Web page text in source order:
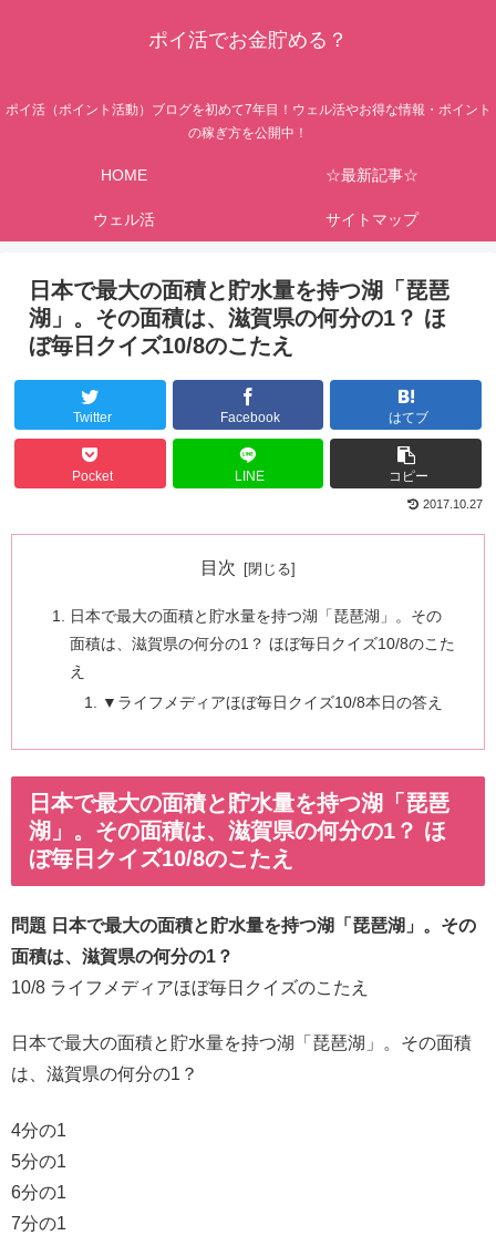
ポイ活でお金貯める？
ポイ活（ポイント活動）ブログを初めて7年目！ウェル活やお得な情報・ポイント
の稼ぎ方を公開中！
HOME ☆最新記事☆
ウェル活 サイトマップ
日本で最大の面積と貯水量を持つ湖「琵琶
湖」。その面積は、滋賀県の何分の1？ ほ
ぼ毎日クイズ10/8のこたえ
Twitter Facebook はてブ
Pocket LINE コピー
2017.10.27
目次
日本で最大の面積と貯水量を持つ湖「琵琶湖」。その
面積は、滋賀県の何分の1？ ほぼ毎日クイズ10/8のこた
え
▼ライフメディアほぼ毎日クイズ10/8本日の答え
日本で最大の面積と貯水量を持つ湖「琵琶
湖」。その面積は、滋賀県の何分の1？ ほ
ぼ毎日クイズ10/8のこたえ
問題 日本で最大の面積と貯水量を持つ湖「琵琶湖」。その
面積は、滋賀県の何分の1？
10/8 ライフメディアほぼ毎日クイズのこたえ
日本で最大の面積と貯水量を持つ湖「琵琶湖」。その面積
は、滋賀県の何分の1？
4分の1
5分の1
6分の1
7分の1